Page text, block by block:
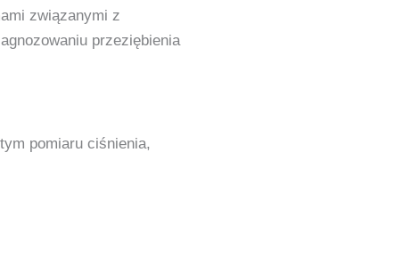
związanymi z
przeziębienia
pomiaru ciśnienia,